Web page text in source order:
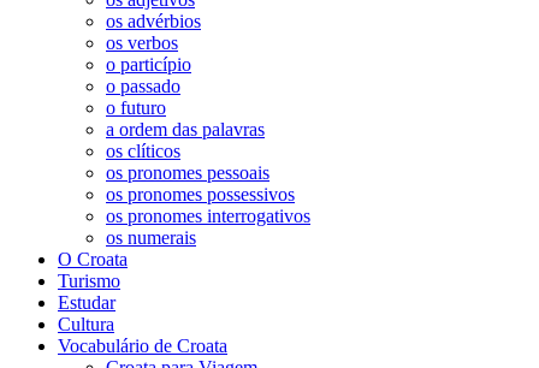
os advérbios
os verbos
o particípio
o passado
o futuro
a ordem das palavras
os clíticos
os pronomes pessoais
os pronomes possessivos
os pronomes interrogativos
os numerais
O Croata
Turismo
Estudar
Cultura
Vocabulário de Croata